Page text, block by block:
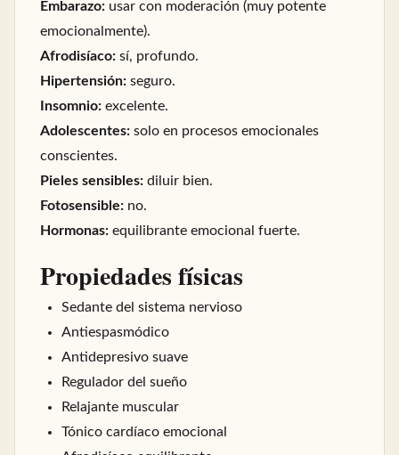
Embarazo: usar con moderación (muy potente
emocionalmente).
Afrodisíaco: sí, profundo.
Hipertensión: seguro.
Insomnio: excelente.
Adolescentes: solo en procesos emocionales
conscientes.
Pieles sensibles: diluir bien.
Fotosensible: no.
Hormonas: equilibrante emocional fuerte.
Propiedades físicas
Sedante del sistema nervioso
Antiespasmódico
Antidepresivo suave
Regulador del sueño
Relajante muscular
Tónico cardíaco emocional